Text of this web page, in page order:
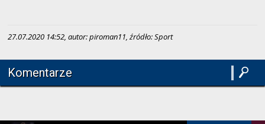
27.07.2020 14:52, autor: piroman11, źródło: Sport
Komentarze